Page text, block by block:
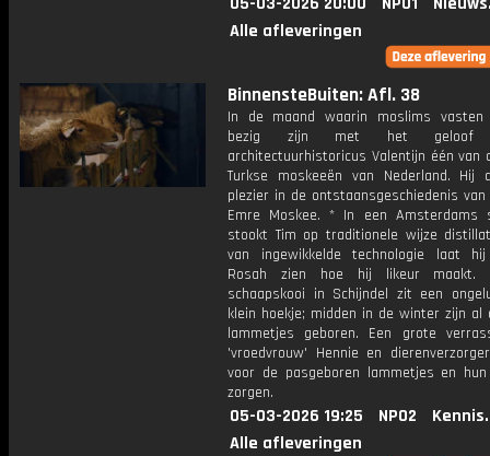
Alle afleveringen
BinnensteBuiten: Afl. 38
In de maand waarin moslims
bezig zijn met het geloof
architectuurhistoricus Valentijn één van
Turkse moskeeën van Nederland. Hij
plezier in de ontstaansgeschiedenis van
Emre Moskee. * In een Amsterdams
stookt Tim op traditionele wijze
van ingewikkelde technologie laat hij
Rosah zien hoe hij likeur
schaapskooi in Schijndel zit een
klein hoekje; midden in de winter zijn al
lammetjes geboren. Een grote
'vroedvrouw' Hennie en
voor de pasgeboren lammetjes en
zorgen.
05-03-2026 19:25 NPO2
Alle afleveringen